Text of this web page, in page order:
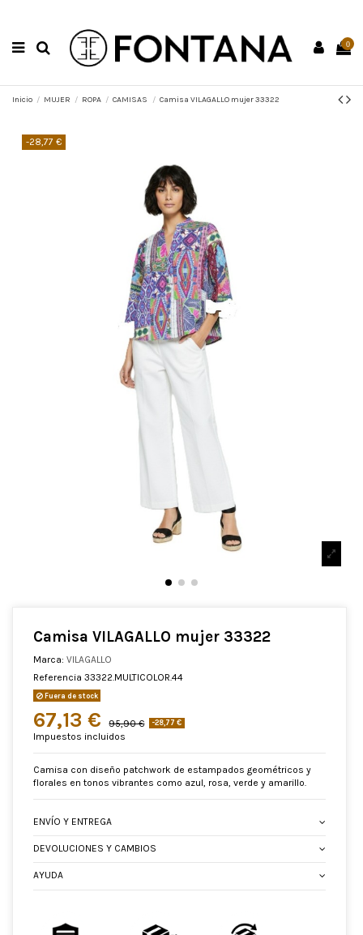
0
Inicio MUJER ROPA CAMISAS Camisa VILAGALLO mujer 33322
-28,77 €
Camisa VILAGALLO mujer 33322
Marca: VILAGALLO
Referencia 33322.MULTICOLOR.44
Fuera de stock
67,13 € 95,90 € -28,77 €
Impuestos incluidos
Camisa con diseño patchwork de estampados geométricos y
florales en tonos vibrantes como azul, rosa, verde y amarillo.
ENVÍO Y ENTREGA
DEVOLUCIONES Y CAMBIOS
AYUDA